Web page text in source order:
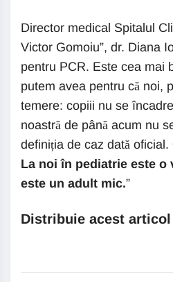
Director medical Spitalul
Victor Gomoiu”, dr. Diana
pentru PCR. Este cea mai
putem avea pentru că noi,
temere: copiii nu se
noastră de până acum nu
definiția de caz dată oficial.
La noi în pediatrie este o
este un adult mic.”
Distribuie acest articol